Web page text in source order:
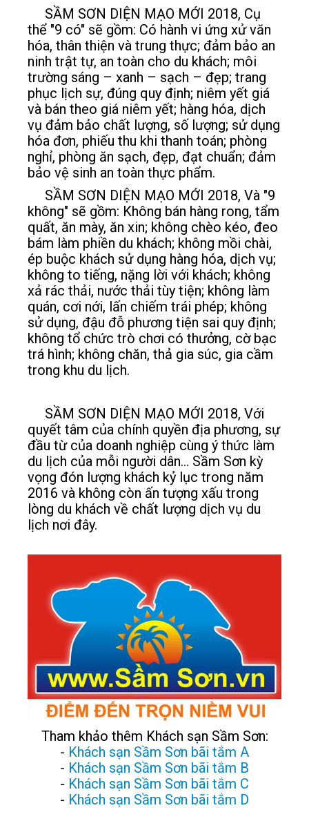
SẦM SƠN DIỆN MẠO MỚI 2018, Cụ
thể "9 có" sẽ gồm: Có hành vi ứng xử văn
hóa, thân thiện và trung thực; đảm bảo an
ninh trật tự, an toàn cho du khách; môi
trường sáng – xanh – sạch – đẹp; trang
phục lịch sự, đúng quy định; niêm yết giá
và bán theo giá niêm yết; hàng hóa, dịch
vụ đảm bảo chất lượng, số lượng; sử dụng
hóa đơn, phiếu thu khi thanh toán; phòng
nghỉ, phòng ăn sạch, đẹp, đạt chuẩn; đảm
bảo vệ sinh an toàn thực phẩm.
SẦM SƠN DIỆN MẠO MỚI 2018, Và "9
không" sẽ gồm: Không bán hàng rong, tẩm
quất, ăn mày, ăn xin; không chèo kéo, đeo
bám làm phiền du khách; không mồi chài,
ép buộc khách sử dụng hàng hóa, dịch vụ;
không to tiếng, nặng lời với khách; không
xả rác thải, nước thải tùy tiện; không làm
quán, cơi nới, lấn chiếm trái phép; không
sử dụng, đậu đỗ phương tiện sai quy định;
không tổ chức trò chơi có thưởng, cờ bạc
trá hình; không chăn, thả gia súc, gia cầm
trong khu du lịch.
SẦM SƠN DIỆN MẠO MỚI 2018, Với
quyết tâm của chính quyền địa phương, sự
đầu từ của doanh nghiệp cùng ý thức làm
du lịch của mỗi người dân... Sầm Sơn kỳ
vọng đón lượng khách kỷ lục trong năm
2016 và không còn ấn tượng xấu trong
lòng du khách về chất lượng dịch vụ du
lịch nơi đây.
Tham khảo thêm Khách sạn Sầm Sơn:
- Khách sạn Sầm Sơn bãi tắm A
- Khách sạn Sầm Sơn bãi tắm B
- Khách sạn Sầm Sơn bãi tắm C
- Khách sạn Sầm Sơn bãi tắm D